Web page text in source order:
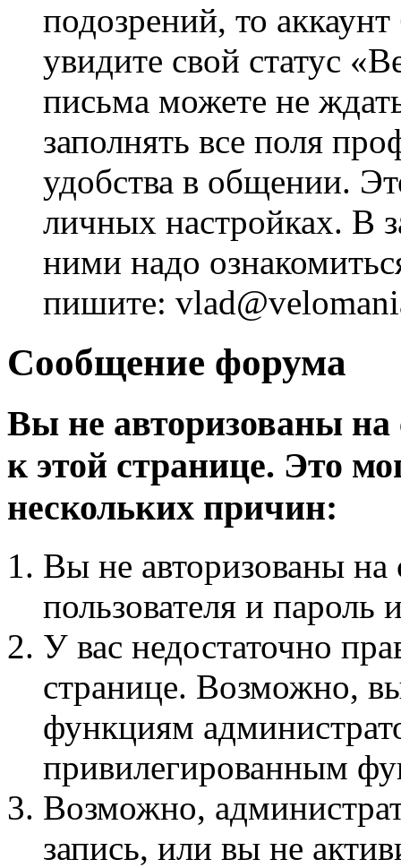
подозрений, то
увидите свой статус
письма можете не
заполнять все поля
удобства в общении.
личных настройках. В
ними надо
пишите:
Сообщение форума
Вы не авторизованы на
к этой странице. Это
нескольких причин:
Вы не авторизованы на
пользователя и пароль
У вас недостаточно
странице. Возможно,
функциям
привилегированным
Возможно,
запись, или вы не